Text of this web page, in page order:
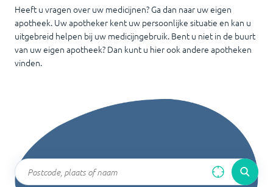
Heeft u vragen over uw medicijnen? Ga dan naar uw eigen
apotheek. Uw apotheker kent uw persoonlijke situatie en kan u
uitgebreid helpen bij uw medicijngebruik. Bent u niet in de buurt
van uw eigen apotheek? Dan kunt u hier ook andere apotheken
vinden.